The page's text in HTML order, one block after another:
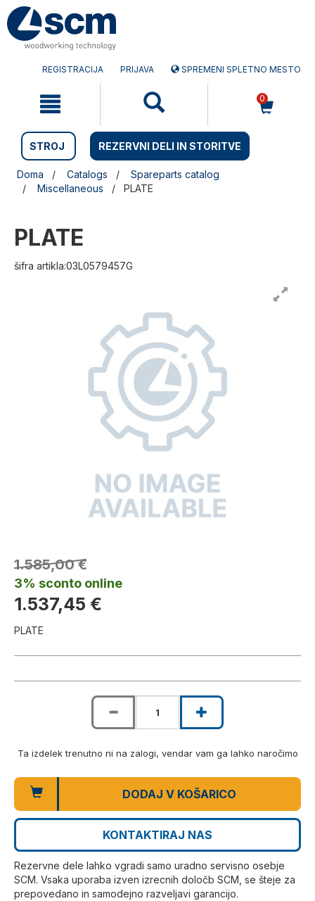
Preskočite
na
vsebino
Preskočite
na
navigacijski
REGISTRACIJA PRIJAVA SPREMENI SPLETNO MESTO
0
STROJ REZERVNI DELI IN STORITVE
Doma Catalogs
Spareparts catalog
Miscellaneous
PLATE
PLATE
šifra artikla:03L0579457G
1.585,00 €
3% sconto online
1.537,45 €
PLATE
Ta izdelek trenutno ni na zalogi, vendar vam ga lahko naročimo
DODAJ V KOŠARICO
KONTAKTIRAJ NAS
Rezervne dele lahko vgradi samo uradno servisno osebje
SCM. Vsaka uporaba izven izrecnih določb SCM, se šteje za
prepovedano in samodejno razveljavi garancijo.